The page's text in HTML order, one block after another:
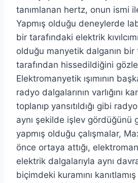
tanımlanan hertz, onun ismi
Yapmış olduğu deneylerde
bir tarafındaki elektrik
olduğu manyetik dalganın bir
tarafından hissedildiğini
Elektromanyetik ışımının
radyo dalgalarının varlığını
toplanıp yansıtıldığı gibi
aynı şekilde işlev gördüğünü
yapmış olduğu çalışmalar,
önce ortaya attığı,
elektrik dalgalarıyla aynı
biçimdeki kuramını